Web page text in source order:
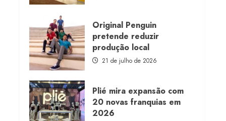
Original Penguin
pretende reduzir
produção local
21 de julho de 2026
Plié mira expansão com
20 novas franquias em
2026